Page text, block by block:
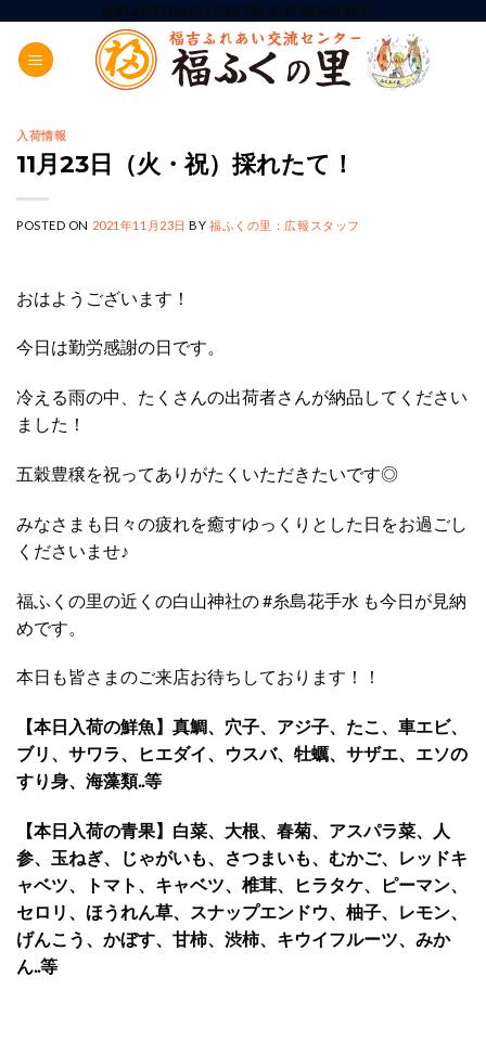
content
ADD ANYTHING HERE OR JUST REMOVE IT...
入荷情報
11月23日（火・祝）採れたて！
POSTED ON 2021年11月23日 BY福ふくの里：広報スタッフ
おはようございます！
今日は勤労感謝の日です。
冷える雨の中、たくさんの出荷者さんが納品してください
ました！
五穀豊穣を祝ってありがたくいただきたいです◎
みなさまも日々の疲れを癒すゆっくりとした日をお過ごし
くださいませ♪
福ふくの里の近くの白山神社の #糸島花手水 も今日が見納
めです。
本日も皆さまのご来店お待ちしております！！
【本日入荷の鮮魚】真鯛、穴子、アジ子、たこ、車エビ、
ブリ、サワラ、ヒエダイ、ウスバ、牡蠣、サザエ、エソの
すり身、海藻類..等
【本日入荷の青果】白菜、大根、春菊、アスパラ菜、人
参、玉ねぎ、じゃがいも、さつまいも、むかご、レッドキ
ャベツ、トマト、キャベツ、椎茸、ヒラタケ、ピーマン、
セロリ、ほうれん草、スナップエンドウ、柚子、レモン、
げんこう、かぼす、甘柿、渋柿、キウイフルーツ、みか
ん..等